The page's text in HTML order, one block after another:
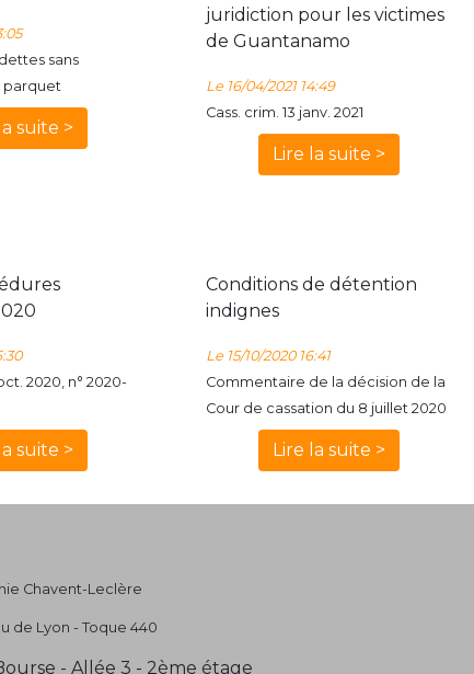
sans
parquet
suite >
juridiction pour les victimes
de Guantanamo
Le 16/04/2021 14:49
Cass. crim. 13 janv. 2021
Lire la suite >
2020, n° 2020-
suite >
Conditions de détention
indignes
Le 15/10/2020 16:41
Commentaire de la décision de la
Cour de cassation du 8 juillet 2020
Lire la suite >
Chavent-Leclère
de Lyon - Toque 440
- Allée 3 - 2ème étage